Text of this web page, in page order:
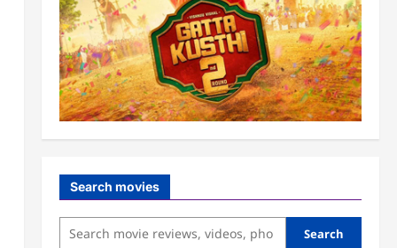
Search movies
Search